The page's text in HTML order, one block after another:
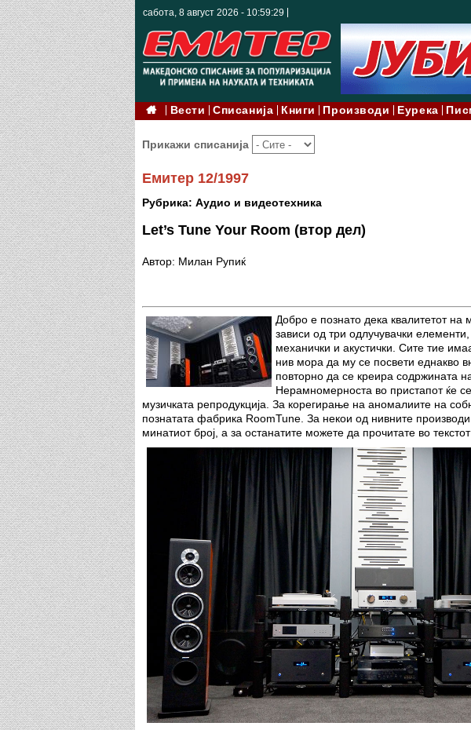
сабота, 8 август 2026 - 10:59:31
Вести Списанија Книги Производи Еурека
Прикажи списанија
Емитер 12/1997
Рубрика: Аудио и видеотехника
Let’s Tune Your Room (втор дел)
Автор: Милан Рупиќ
Добро е познато дека квалитетот на
зависи од три одлучувачки
механички и акустички. Сите тие
нив мора да му се посвети еднакво
повторно да се креира содржината
Нерамномерноста во пристапот ќе
музичката репродукција. За корегирање на аномалиите на
познатата фабрика RoomTune. За некои од нивните
минатиот број, а за останатите можете да прочитате во